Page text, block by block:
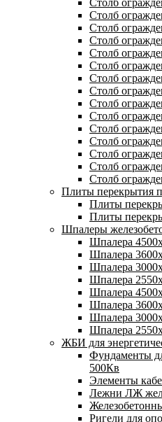
Столб
Столб
Столб
Столб
Столб
Столб
Столб
Столб
Столб
Столб
Столб
Столб
Столб
Столб
Столб
Плиты перекрытия
Плиты
Плиты
Шпалеры
Шпалера
Шпалера
Шпалера
Шпалера
Шпалера
Шпалера
Шпалера
Шпалера
ЖБИ для
Фундаменты
500Кв
Элементы
Лежни ЛЖ
Ригели для